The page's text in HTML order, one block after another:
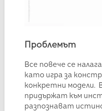
Проблемът
Все повече се
като игра за
конкретни модели.
придържат към
разпознават